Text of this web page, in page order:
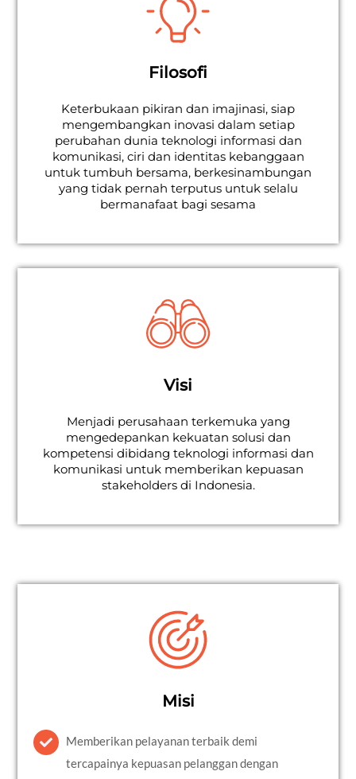
Filosofi
Keterbukaan pikiran dan imajinasi, siap
mengembangkan inovasi dalam setiap
perubahan dunia teknologi informasi dan
komunikasi, ciri dan identitas kebanggaan
untuk tumbuh bersama, berkesinambungan
yang tidak pernah terputus untuk selalu
bermanafaat bagi sesama
Visi
Menjadi perusahaan terkemuka yang
mengedepankan kekuatan solusi dan
kompetensi dibidang teknologi informasi dan
komunikasi untuk memberikan kepuasan
stakeholders di Indonesia.
Misi
Memberikan pelayanan terbaik demi
tercapainya kepuasan pelanggan dengan